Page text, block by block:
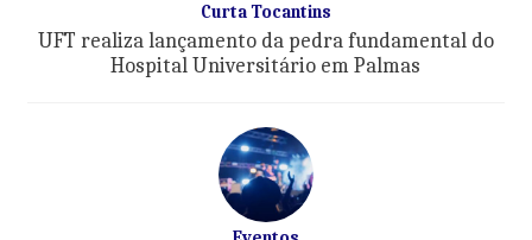
Curta Tocantins
UFT realiza lançamento da pedra fundamental do
Hospital Universitário em Palmas